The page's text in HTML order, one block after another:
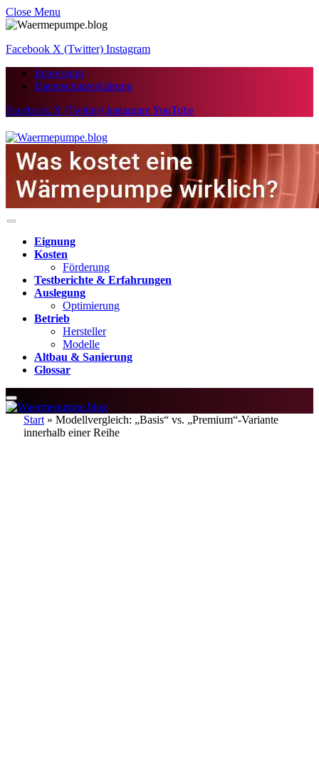
Close Menu
Facebook X (Twitter) Instagram
Impressum
Datenschutzerklärung
Facebook X (Twitter) InstagramYouTube
Eignung
Kosten
Förderung
Testberichte & Erfahrungen
Auslegung
Optimierung
Betrieb
Hersteller
Modelle
Altbau & Sanierung
Glossar
Start » Modellvergleich: „Basis“ vs. „Premium“-Variante
innerhalb einer Reihe